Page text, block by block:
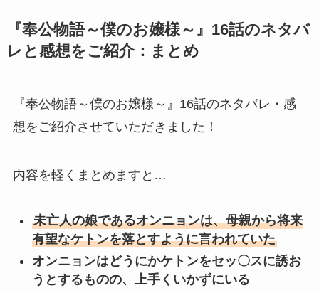
『奉公物語～僕のお嬢様～』16話のネタバ
レと感想をご紹介：まとめ
『奉公物語～僕のお嬢様～』16話のネタバレ・感
想をご紹介させていただきました！
内容を軽くまとめますと…
未亡人の娘であるオンニョンは、母親から将来
有望なケトンを落とすように言われていた
オンニョンはどうにかケトンをセッ〇スに誘お
うとするものの、上手くいかずにいる